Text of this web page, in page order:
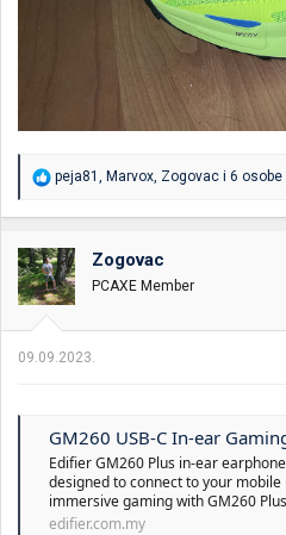
R
o
v
a
n
:
peja81 Marvox Zogovac i 6 osobe
Zogovac
PCAXE Member
09.09.2023.
GM260 USB-C In-ear Gaming
Edifier GM260 Plus in-ear
designed to connect to your
immersive gaming with GM260 Plus
edifier.com.my